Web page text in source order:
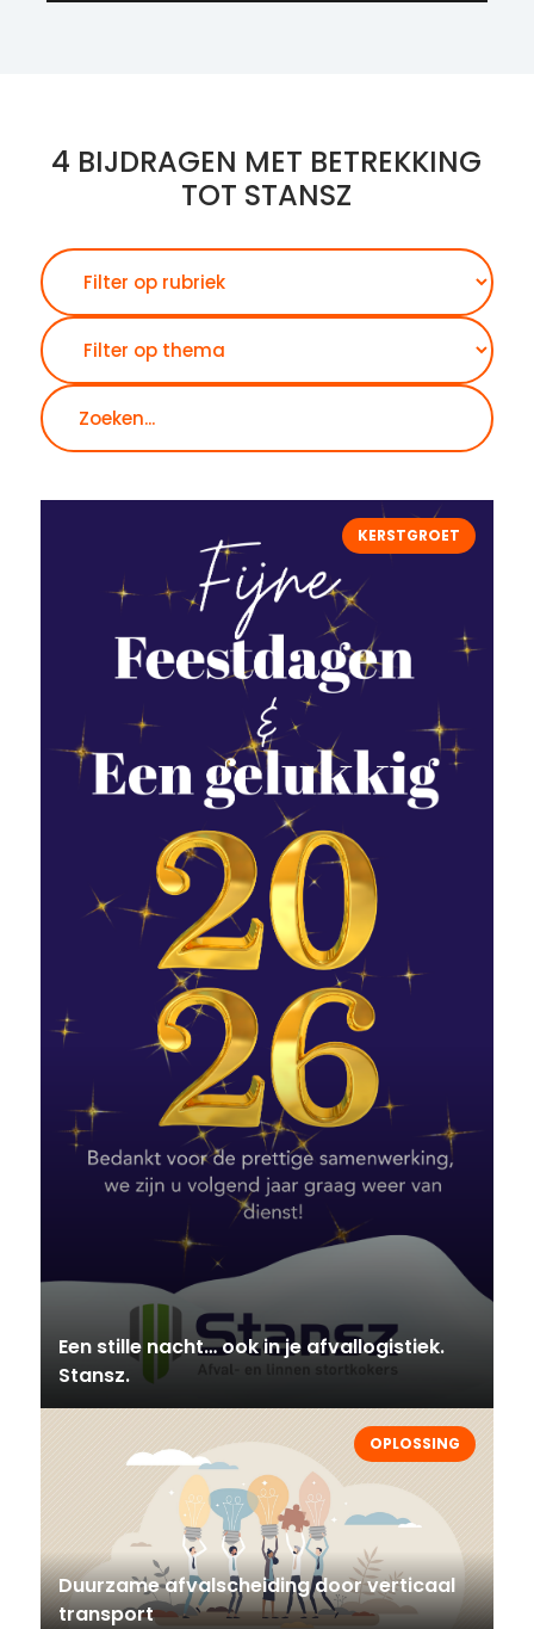
4 BIJDRAGEN MET BETREKKING
TOT STANSZ
KERSTGROET
Een stille nacht… ook in je afvallogistiek.
Stansz.
OPLOSSING
Duurzame afvalscheiding door verticaal
transport